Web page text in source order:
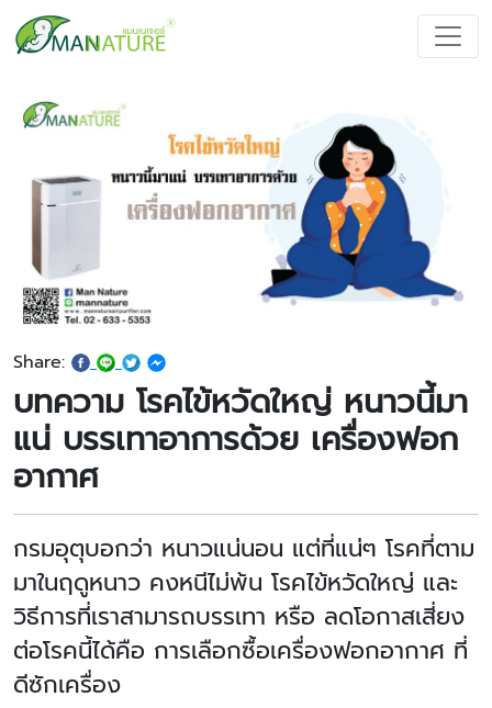
Share:
บทความ โรคไข้หวัดใหญ่ หนาวนี้มา
แน่ บรรเทาอาการด้วย เครื่องฟอก
อากาศ
กรมอุตุบอกว่า หนาวแน่นอน แต่ที่แน่ๆ โรคที่ตาม
มาในฤดูหนาว คงหนีไม่พ้น โรคไข้หวัดใหญ่ และ
วิธีการที่เราสามารถบรรเทา หรือ ลดโอกาสเสี่ยง
ต่อโรคนี้ได้คือ การเลือกซื้อเครื่องฟอกอากาศ ที่
ดีซักเครื่อง